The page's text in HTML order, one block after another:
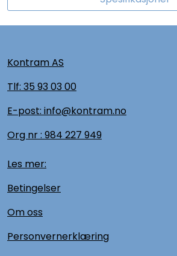
Kontram AS
Tlf: 35 93 03 00
E-post: info@kontram.no
Org nr : 984 227 949
Les mer:
Betingelser
Om oss
Personvernerklæring